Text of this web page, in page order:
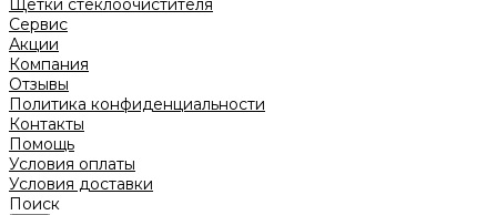
Щетки стеклоочистителя
Сервис
Акции
Компания
Отзывы
Политика конфиденциальности
Контакты
Помощь
Условия оплаты
Условия доставки
Поиск